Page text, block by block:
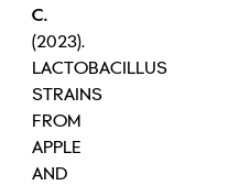
C.
(2023).
LACTOBACILLUS
STRAINS
FROM
APPLE
AND